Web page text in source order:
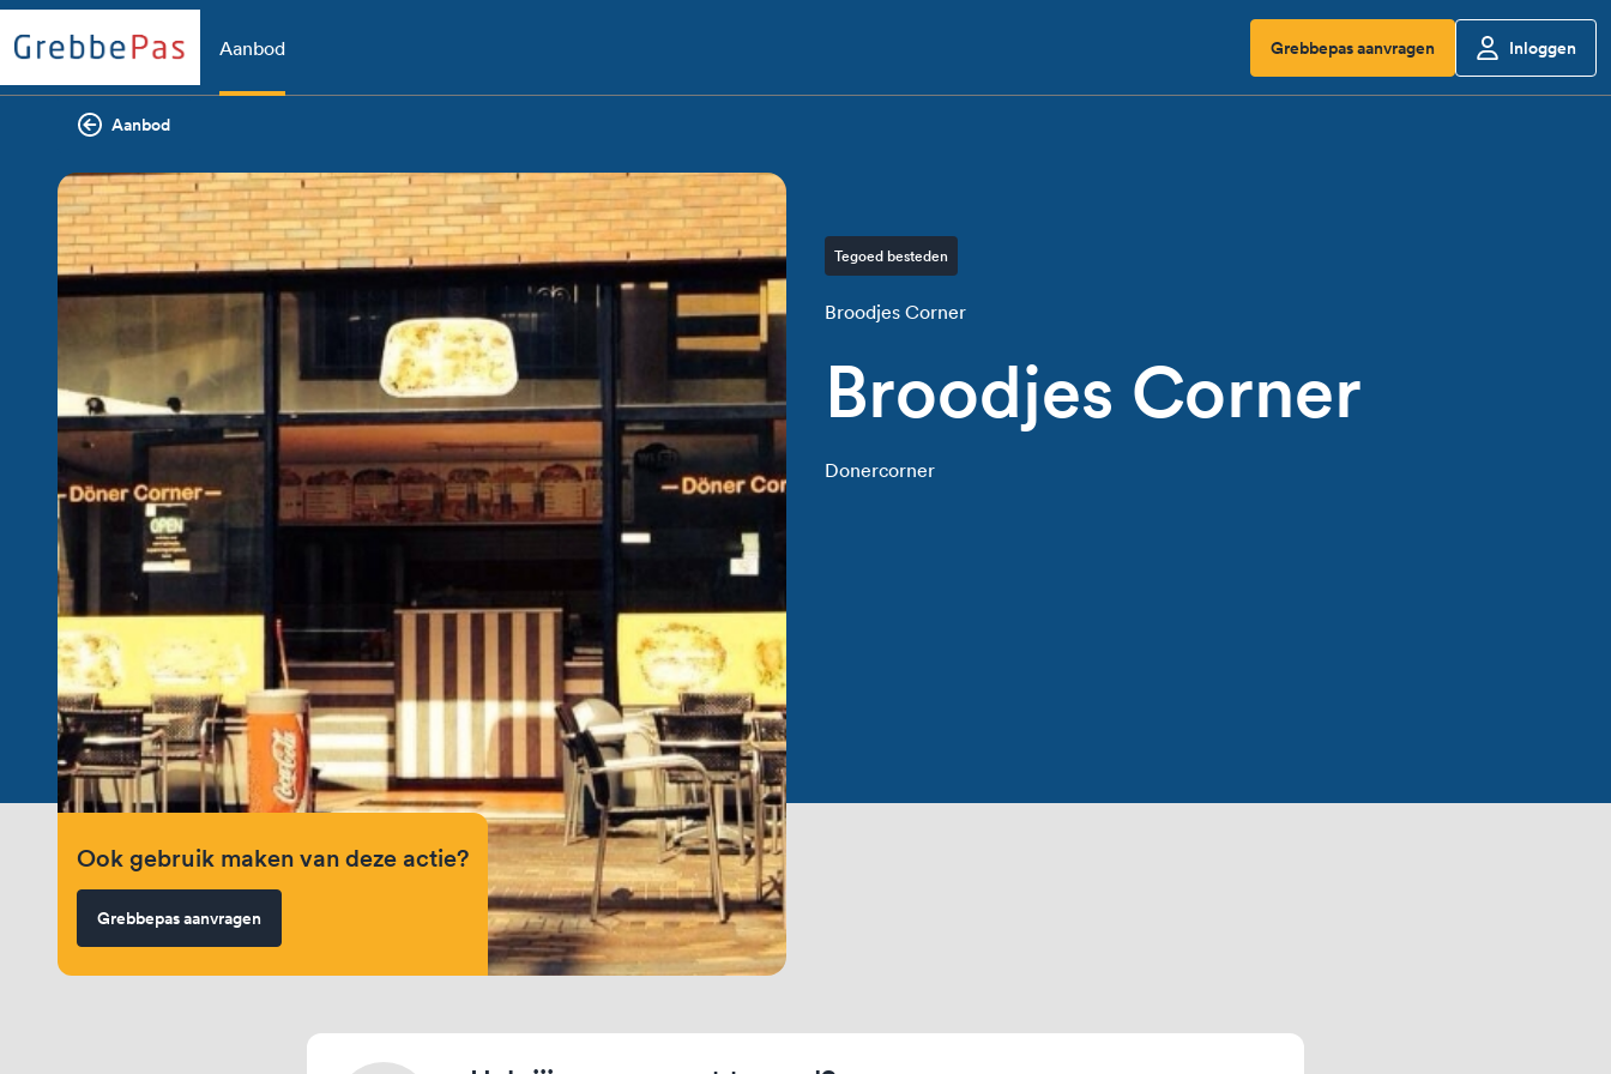
Aanbod Grebbepas aanvragen Inloggen
Aanbod
Tegoed besteden
Broodjes Corner
Broodjes Corner
Donercorner
Ook gebruik maken van deze actie?
Grebbepas aanvragen